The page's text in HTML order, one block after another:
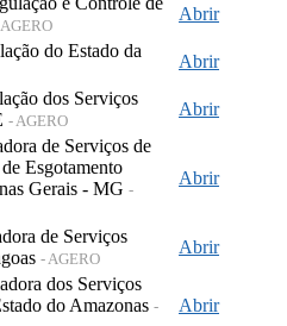
Abrir
do Estado da
Abrir
dos Serviços
- AGERO
Abrir
de Serviços de
Esgotamento
Gerais - MG -
Abrir
de Serviços
- AGERO
Abrir
dos Serviços
do Amazonas -
Abrir